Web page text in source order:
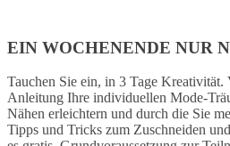
EIN WOCHENENDE NUR
Tauchen Sie ein, in 3 Tage
Anleitung Ihre individuellen Mode-
Nähen erleichtern und durch die Sie
Tipps und Tricks zum Zuschneiden